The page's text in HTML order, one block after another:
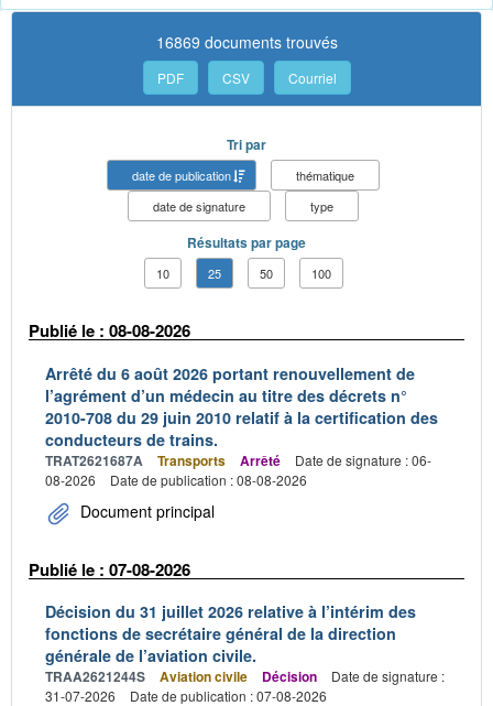
16869 documents trouvés
PDF CSV Courriel
Tri par
date de publication
thématique
date de signature
type
Résultats par page
10 25 50 100
Publié le : 08-08-2026
Arrêté du 6 août 2026 portant renouvellement de
l’agrément d’un médecin au titre des décrets n°
2010-708 du 29 juin 2010 relatif à la certification des
conducteurs de trains.
TRAT2621687A Transports Arrêté
Date de signature : 06-
08-2026
Date de publication : 08-08-2026
Document principal
Publié le : 07-08-2026
Décision du 31 juillet 2026 relative à l’intérim des
fonctions de secrétaire général de la direction
générale de l’aviation civile.
TRAA2621244S Aviation civile Décision
Date de signature :
31-07-2026
Date de publication : 07-08-2026